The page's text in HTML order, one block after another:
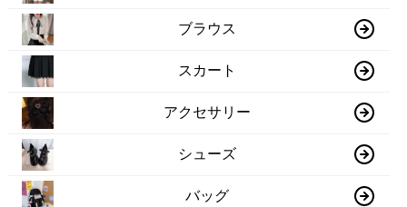
ブラウス
スカート
アクセサリー
シューズ
バッグ